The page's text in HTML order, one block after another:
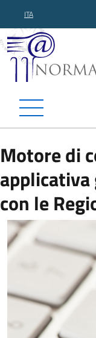
ITA
Motore di
con le